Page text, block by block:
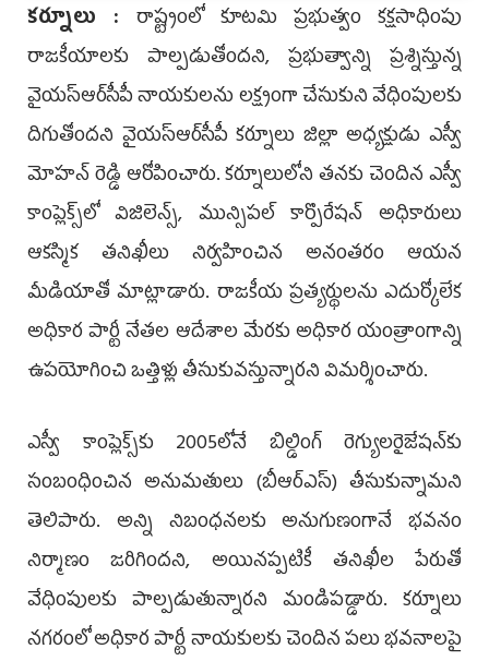
కర్నూలు :రాష్ట్రంలో కూటమి ప్రభుత్వం కక్షసాధింపు
రాజకీయాలకు పాల్పడుతోందని, ప్రభుత్వాన్ని ప్రశ్నిస్తున్న
వైయ‌స్ఆర్‌సీపీ నాయకులను లక్ష్యంగా చేసుకుని వేధింపులకు
దిగుతోందని వైయ‌స్ఆర్‌సీపీ కర్నూలు జిల్లా అధ్యక్షుడు ఎస్వీ
మోహన్ రెడ్డి ఆరోపించారు. కర్నూలులోని తనకు చెందిన ఎస్వీ
కాంప్లెక్స్‌లో విజిలెన్స్, మున్సిపల్ కార్పొరేషన్ అధికారులు
ఆకస్మిక తనిఖీలు నిర్వహించిన అనంతరం ఆయన
మీడియాతో మాట్లాడారు. రాజకీయ ప్రత్యర్థులను ఎదుర్కోలేక
అధికార పార్టీ నేతల ఆదేశాల మేరకు అధికార యంత్రాంగాన్ని
ఉపయోగించి ఒత్తిళ్లు తీసుకువస్తున్నారని విమర్శించారు.
ఎస్వీ కాంప్లెక్స్‌కు 2005లోనే బిల్డింగ్ రెగ్యులరైజేషన్‌కు
సంబంధించిన అనుమతులు (బీఆర్‌ఎస్) తీసుకున్నామని
తెలిపారు. అన్ని నిబంధనలకు అనుగుణంగానే భవనం
నిర్మాణం జరిగిందని, అయినప్పటికీ తనిఖీల పేరుతో
వేధింపులకు పాల్పడుతున్నారని మండిపడ్డారు. కర్నూలు
నగరంలో అధికార పార్టీ నాయకులకు చెందిన పలు భవనాలపై